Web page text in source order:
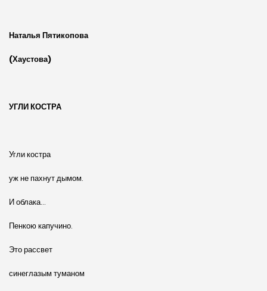
Наталья Пятикопова
(Хаустова)
УГЛИ КОСТРА
Угли костра
уж не пахнут дымом.
И облака…
Пенкою капучино.
Это рассвет
синеглазым туманом